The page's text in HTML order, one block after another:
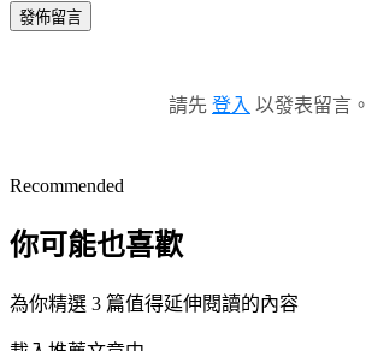
發佈留言
請先 登入 以發表留言。
Recommended
你可能也喜歡
為你精選 3 篇值得延伸閱讀的內容